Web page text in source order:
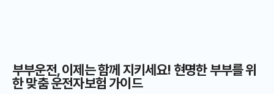
부부운전, 이제는 함께 지키세요! 현명한 부부를 위
한 맞춤 운전자보험 가이드